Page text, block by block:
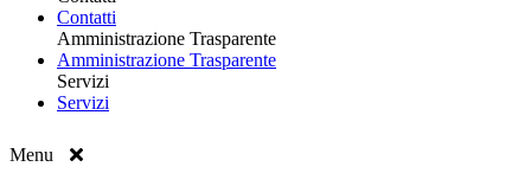
Contatti
Amministrazione Trasparente
Amministrazione Trasparente
Servizi
Servizi
Menu